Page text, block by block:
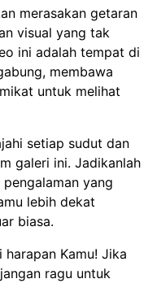
merasakan getaran
visual yang tak
ini adalah tempat di
membawa
untuk melihat
setiap sudut dan
galeri ini. Jadikanlah
yang
lebih dekat
biasa.
harapan Kamu! Jika
ragu untuk